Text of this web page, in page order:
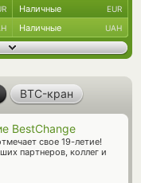
Наличные EUR
Наличные UAH
BTC-кран
BestChange
свое 19-летие!
партнеров, коллег и